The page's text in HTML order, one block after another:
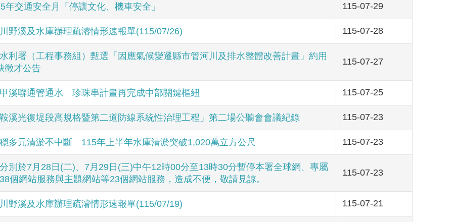
年交通安全月「停讓文化、機車安全」 115-07-29
野溪及水庫辦理疏濬情形速報單(115/07/26) 115-07-28
利署（工程事務組）甄選「因應氣候變遷縣市管河川及排水整體改善計畫」約用
徵才公告
115-07-27
溪聯通管通水 珍珠串計畫再完成中部關鍵樞紐 115-07-25
溪光復堤段高規格暨第二道防線系統性治理工程」第二場公聽會會議紀錄 115-07-23
多元清淤不中斷 115年上半年水庫清淤突破1,020萬立方公尺 115-07-23
別於7月28日(二)、7月29日(三)中午12時00分至13時30分暫停本署全球網、專屬
個網站服務與主題網站等23個網站服務，造成不便，敬請見諒。
115-07-23
野溪及水庫辦理疏濬情形速報單(115/07/19) 115-07-21